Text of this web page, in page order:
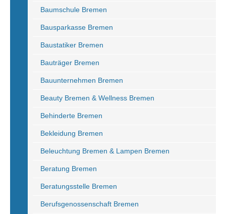
Baumschule Bremen
Bausparkasse Bremen
Baustatiker Bremen
Bauträger Bremen
Bauunternehmen Bremen
Beauty Bremen & Wellness Bremen
Behinderte Bremen
Bekleidung Bremen
Beleuchtung Bremen & Lampen Bremen
Beratung Bremen
Beratungsstelle Bremen
Berufsgenossenschaft Bremen